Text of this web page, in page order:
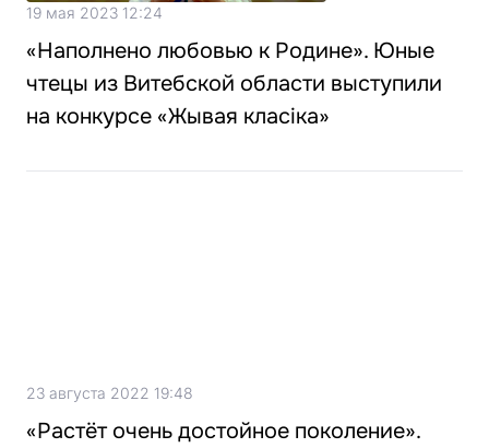
19 мая 2023 12:24
«Наполнено любовью к Родине». Юные
чтецы из Витебской области выступили
на конкурсе «Жывая класіка»
23 августа 2022 19:48
«Растёт очень достойное поколение».